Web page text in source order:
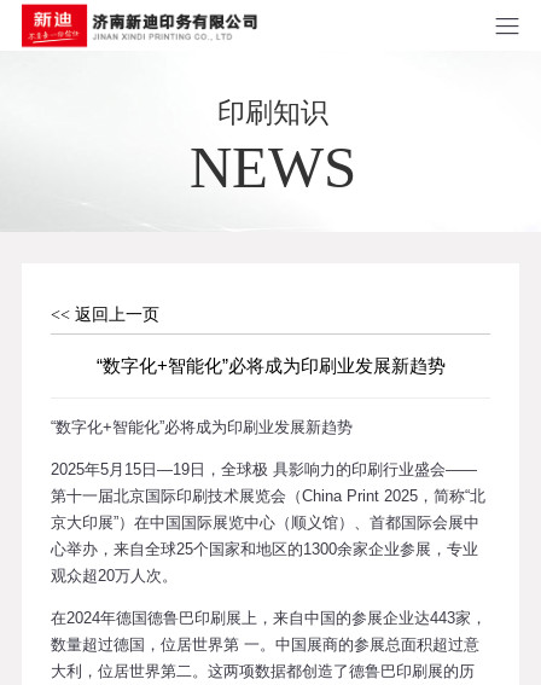
印刷知识
NEWS
<< 返回上一页
“数字化+智能化”必将成为印刷业发展新趋势
“数字化+智能化”必将成为印刷业发展新趋势
2025年5月15日—19日，全球极 具影响力的印刷行业盛会——
第十一届北京国际印刷技术展览会（China Print 2025，简称“北
京大印展”）在中国国际展览中心（顺义馆）、首都国际会展中
心举办，来自全球25个国家和地区的1300余家企业参展，专业
观众超20万人次。
在2024年德国德鲁巴印刷展上，来自中国的参展企业达443家，
数量超过德国，位居世界第 一。中国展商的参展总面积超过意
大利，位居世界第二。这两项数据都创造了德鲁巴印刷展的历